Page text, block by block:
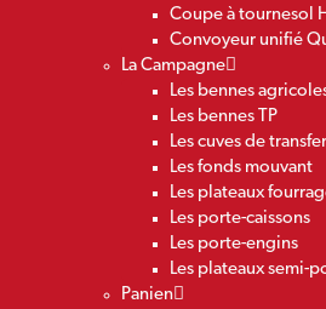
Coupe à tournesol
Convoyeur unifié
La Campagne
Les bennes
Les bennes TP
Les cuves de
Les fonds mouvant
Les plateaux
Les porte-caissons
Les porte-engins
Les plateaux semi-
Panien